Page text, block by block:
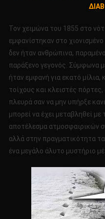
Τον χειμώνα του 1855 στο
εμφανίστηκαν στο
δεν ήταν ανθρώπινα,
παράξενο γεγονός. Σύμφωνα
ήταν εμφανή για εκατό μίλια,
τοίχους και κλειστές
πλευρά σαν να μην υπήρξε
μπορεί να έχει μεταβληθεί
αποτέλεσμα ατμοσφαιρικών
αλλά στην πραγματικότητα
ένα μεγάλο άλυτο μυστήριο